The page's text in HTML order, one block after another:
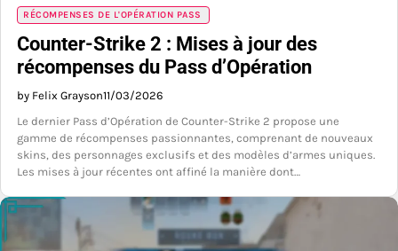
RÉCOMPENSES DE L'OPÉRATION PASS
Counter-Strike 2 : Mises à jour des
récompenses du Pass d’Opération
by Felix Grayson11/03/2026
Le dernier Pass d’Opération de Counter-Strike 2 propose une
gamme de récompenses passionnantes, comprenant de nouveaux
skins, des personnages exclusifs et des modèles d’armes uniques.
Les mises à jour récentes ont affiné la manière dont…